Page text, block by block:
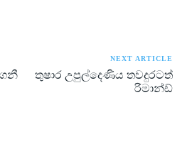
NEXT ARTICLE
තුෂාර උපුල්දෙණිය තවදුරටත්
රිමාන්ඩ්